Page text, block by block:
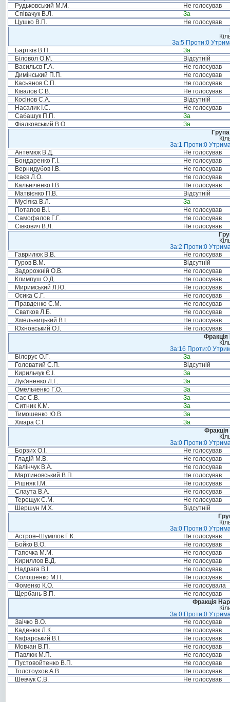
Рудьковський М.М.
Не голосував
Співачук В.Л.
За
Цушко В.П.
Не голосував
За:5 Проти:0
Бартків В.П.
За
Біловол О.М.
Відсутній
Васильєв Г.А.
Не голосував
Димінський П.П.
Не голосував
Касьянов С.П.
Не голосував
Ківалов С.В.
Не голосував
Косінов С.А.
Відсутній
Насалик І.С.
Не голосував
Сабашук П.П.
За
Фіалковський В.О.
За
За:1 Проти:0
Антемюк В.Д.
Не голосував
Бондаренко Г.І.
Не голосував
Вернидубов І.В.
Не голосував
Ісаєв Л.О.
Не голосував
Кальніченко І.В.
Не голосував
Матвієнко П.В.
Відсутній
Мусіяка В.Л.
За
Потапов В.І.
Не голосував
Самофалов Г.Г.
Не голосував
Сівкович В.Л.
Не голосував
За:2 Проти:0
Гаврилюк В.В.
Не голосував
Гуров В.М.
Відсутній
Задорожній О.В.
Не голосував
Климпуш О.Д.
Не голосував
Миримський Л.Ю.
Не голосував
Осика С.Г.
Не голосував
Правденко С.М.
Не голосував
Сватков Л.Б.
Не голосував
Хмельницький В.І.
Не голосував
Юхновський О.І.
Не голосував
За:16 Проти:0
Білорус О.Г.
За
Головатий С.П.
Відсутній
Кирильчук Є.І.
За
Лук'яненко Л.Г.
За
Омельченко Г.О.
За
Сас С.В.
За
Ситник К.М.
За
Тимошенко Ю.В.
За
Хмара С.І.
За
Фракція
За:0 Проти:0
Борзих О.І.
Не голосував
Гладій М.В.
Не голосував
Калінчук В.А.
Не голосував
Мартиновський В.П.
Не голосував
Рішняк І.М.
Не голосував
Слаута В.А.
Не голосував
Терещук С.М.
Не голосував
Шершун М.Х.
Відсутній
За:0 Проти:0
Астров–Шумілов Г.К.
Не голосував
Бойко В.О.
Не голосував
Гапочка М.М.
Не голосував
Кириллов В.Д.
Не голосував
Надрага В.І.
Не голосував
Солошенко М.П.
Не голосував
Фоменко К.О.
Не голосувала
Щербань В.П.
Не голосував
Фракція
За:0 Проти:0
Заічко В.О.
Не голосував
Каденюк Л.К.
Не голосував
Кафарський В.І.
Не голосував
Мовчан В.П.
Не голосував
Павлюк М.П.
Не голосував
Пустовойтенко В.П.
Не голосував
Толстоухов А.В.
Не голосував
Шевчук С.В.
Не голосував